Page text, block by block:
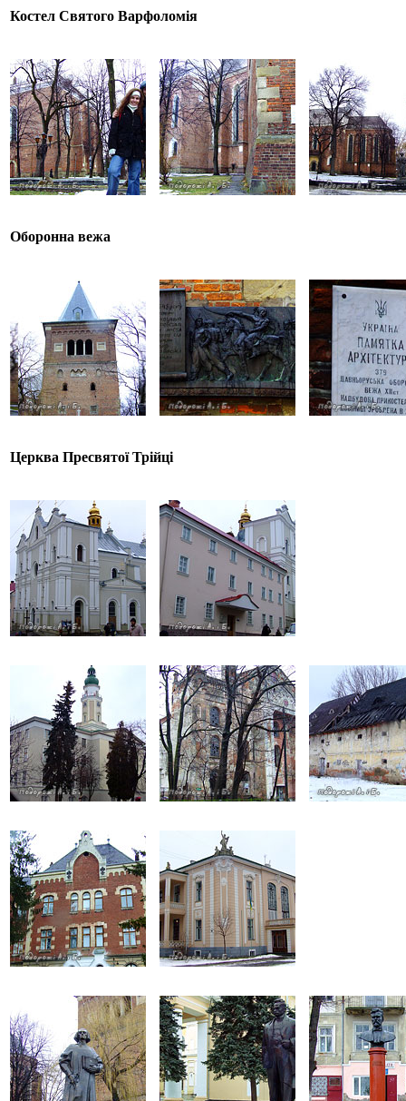
Костел Святого Варфоломія
Оборонна вежа
Церква Пресвятої Трійці